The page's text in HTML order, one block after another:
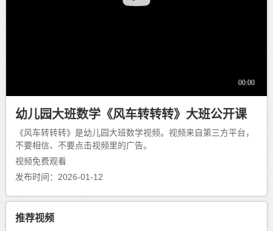
幼儿园大班数学《风车转转转》大班公开课
《风车转转转》是幼儿园大班数学视频。视频来自第三方平台，
不要相信、不要点击视频里的广告。
视频免费观看
发布时间：2026-01-12
推荐视频